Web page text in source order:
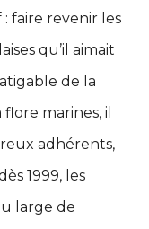
: faire revenir les
qu’il aimait
de la
marines, il
adhérents,
1999, les
large de